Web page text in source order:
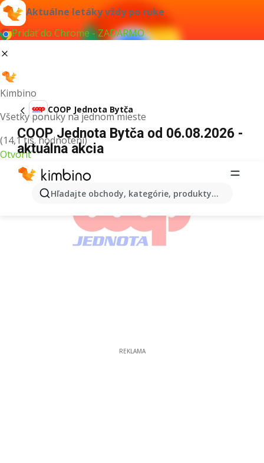
Aktuálne letáky vždy po ruke
Pridať do Chrome - ZADARMO
Kimbino
Všetky ponuky na jednom mieste
(14,1 tis. hodnotení)
Otvoriť
Hľadajte obchody, kategórie, produkty...
COOP Jednota Bytča
COOP Jednota Bytča od 06.08.2026 -
aktuálna akcia
REKLAMA